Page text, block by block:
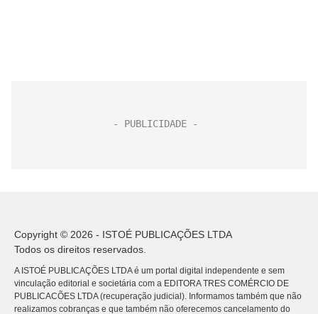
Copyright © 2026 - ISTOÉ PUBLICAÇÕES LTDA
Todos os direitos reservados.
A ISTOÉ PUBLICAÇÕES LTDA é um portal digital independente e sem
vinculação editorial e societária com a EDITORA TRES COMÉRCIO DE
PUBLICACÕES LTDA (recuperação judicial). Informamos também que não
realizamos cobranças e que também não oferecemos cancelamento do